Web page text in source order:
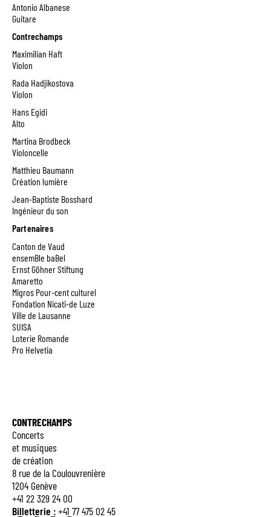
Antonio Albanese
Guitare
Contrechamps
Maximilian Haft
Violon
Rada Hadjikostova
Violon
Hans Egidi
Alto
Martina Brodbeck
Violoncelle
Matthieu Baumann
Création lumière
Jean-Baptiste Bosshard
Ingénieur du son
Partenaires
Canton de Vaud
ensemBle baBel
Ernst Göhner Stiftung
Amaretto
Migros Pour-cent culturel
Fondation Nicati-de Luze
Ville de Lausanne
SUISA
Loterie Romande
Pro Helvetia
CONTRECHAMPS
Concerts
et musiques
de création
8 rue de la Coulouvrenière
1204 Genève
+41 22 329 24 00
Billetterie :+41 77 475 02 45